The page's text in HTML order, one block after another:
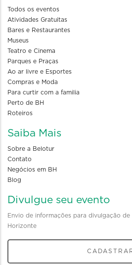
Todos os eventos
Atividades Gratuitas
Bares e Restaurantes
Museus
Teatro e Cinema
Parques e Praças
Ao ar livre e Esportes
Compras e Moda
Para curtir com a familia
Perto de BH
Roteiros
Saiba Mais
Sobre a Belotur
Contato
Negócios em BH
Blog
Divulgue seu evento
Envio de informações para divulgação
Horizonte